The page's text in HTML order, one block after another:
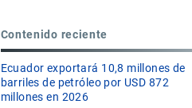
Contenido reciente
Ecuador exportará 10,8 millones de
barriles de petróleo por USD 872
millones en 2026